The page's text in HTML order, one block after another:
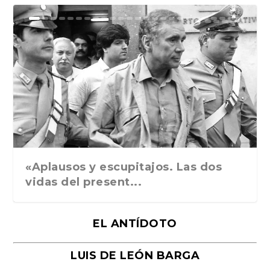
Ground Rules. Alejan...
«Rafael: Poesía subl...
Bienvenidos al circo...
Georges de La Tour. ...
Robert Capa: la hist...
«Aplausos y escupitajos. Las dos
vidas del present...
EL ANTÍDOTO
LUIS DE LEÓN BARGA